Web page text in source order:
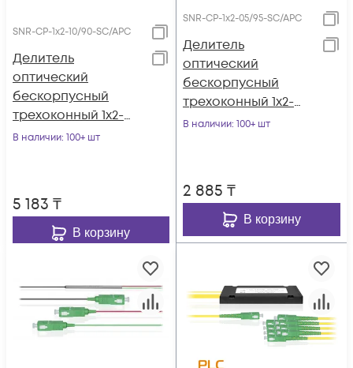
SNR-CP-1x2-10/90-SC/APC
Делитель
оптический
бескорпусный
трехоконный 1х2-
10/90 SC/APC
В наличии: 100+ шт
5 183 ₸
В корзину
SNR-CP-1x2-05/95-SC/APC
Делитель
оптический
бескорпусный
трехоконный 1х2-
05/95 SC/APC
В наличии: 100+ шт
2 885 ₸
В корзину